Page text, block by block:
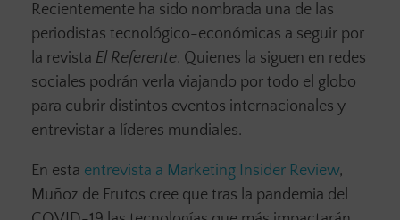
Recientemente ha sido nombrada una de las
periodistas tecnológico-económicas a seguir por
la revista El Referente. Quienes la siguen en redes
sociales podrán verla viajando por todo el globo
para cubrir distintos eventos internacionales y
entrevistar a líderes mundiales.
En esta entrevista a Marketing Insider Review,
Muñoz de Frutos cree que tras la pandemia del